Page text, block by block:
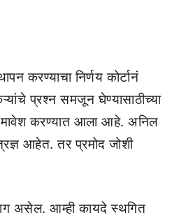
करण्याचा निर्णय कोर्टानं
प्रश्न समजून घेण्यासाठीच्या
करण्यात आला आहे. अनिल
आहेत. तर प्रमोद जोशी
असेल. आम्ही कायदे स्थगित